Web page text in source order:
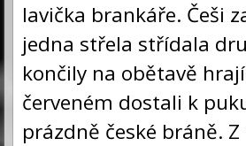
lavička brankáře. Češi
jedna střela střídala
končily na obětavě
červeném dostali k
prázdně české bráně.